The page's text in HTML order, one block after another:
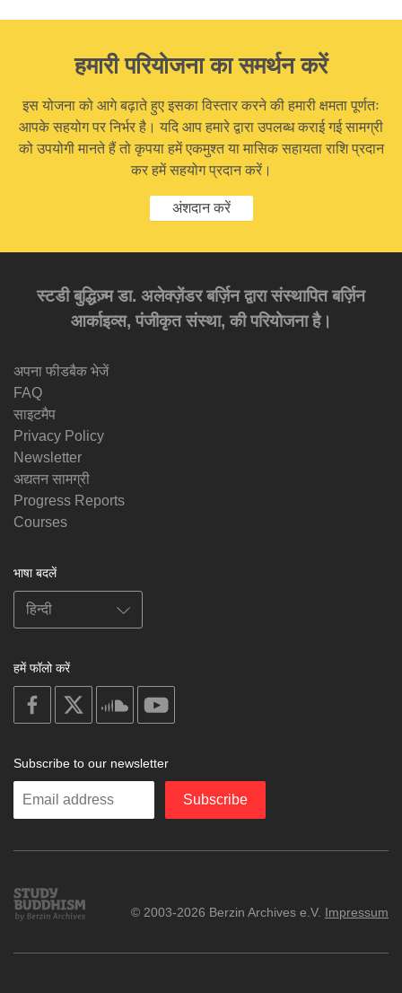
हमारी परियोजना का समर्थन करें
इस योजना को आगे बढ़ाते हुए इसका विस्तार करने की हमारी क्षमता पूर्णतः
आपके सहयोग पर निर्भर है। यदि आप हमारे द्वारा उपलब्ध कराई गई सामग्री
को उपयोगी मानते हैं तो कृपया हमें एकमुश्त या मासिक सहायता राशि प्रदान
कर हमें सहयोग प्रदान करें।
अंशदान करें
स्टडी बुद्धिज़्म डा. अलेक्ज़ेंडर बर्ज़िन द्वारा संस्थापित बर्ज़िन
आर्काइव्स, पंजीकृत संस्था, की परियोजना है।
अपना फीडबैक भेजें
FAQ
साइटमैप
Privacy Policy
Newsletter
अद्यतन सामग्री
Progress Reports
Courses
भाषा बदलें
हमें फॉलो करें
on
facebook
soundcloud
Subscribe to our newsletter
Enter
Subscribe
Study
Buddhism
© 2003-2026 Berzin Archives e.V. Impressum